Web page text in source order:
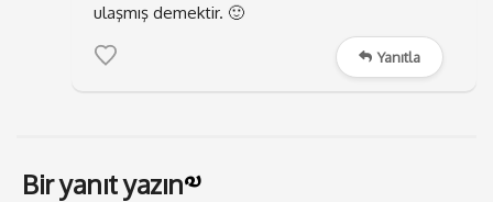
ulaşmış demektir. 🙂
Yanıtla
Bir yanıt yazın